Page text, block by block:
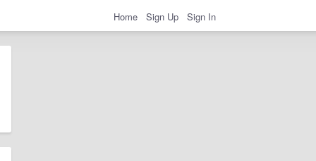
Home Sign Up Sign In